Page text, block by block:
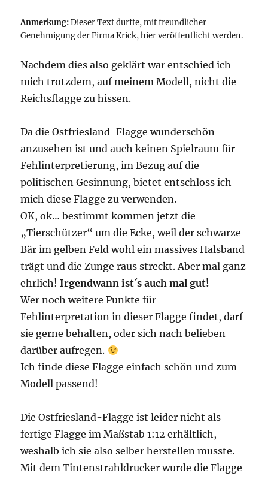
Anmerkung:Dieser Text durfte, mit freundlicher
Genehmigung der Firma Krick, hier veröffentlicht werden.
Nachdem dies also geklärt war entschied ich
mich trotzdem, auf meinem Modell, nicht die
Reichsflagge zu hissen.
Da die Ostfriesland-Flagge wunderschön
anzusehen ist und auch keinen Spielraum für
Fehlinterpretierung, im Bezug auf die
politischen Gesinnung, bietet entschloss ich
mich diese Flagge zu verwenden.
OK, ok… bestimmt kommen jetzt die
„Tierschützer“ um die Ecke, weil der schwarze
Bär im gelben Feld wohl ein massives Halsband
trägt und die Zunge raus streckt. Aber mal ganz
ehrlich!Irgendwann ist´s auch mal gut!
Wer noch weitere Punkte für
Fehlinterpretation in dieser Flagge findet, darf
sie gerne behalten, oder sich nach belieben
darüber aufregen.
Ich finde diese Flagge einfach schön und zum
Modell passend!
Die Ostfriesland-Flagge ist leider nicht als
fertige Flagge im Maßstab 1:12 erhältlich,
weshalb ich sie also selber herstellen musste.
Mit dem Tintenstrahldrucker wurde die Flagge